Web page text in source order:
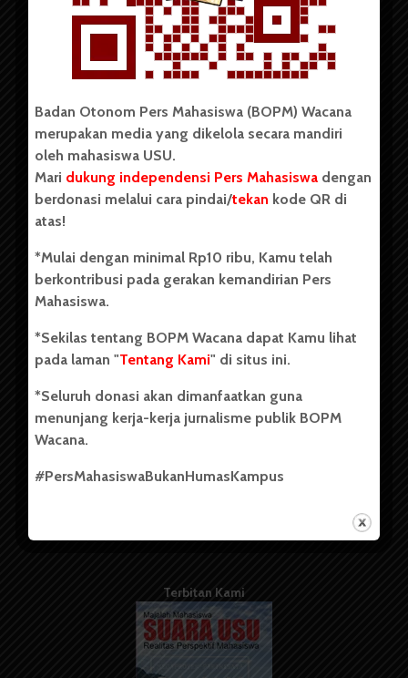
Copyright © 2023. All rights reserved BOPM WACANA.
Badan Otonom Pers Mahasiswa (BOPM) Wacana merupakan
pers mahasiswa yang berdiri di luar kampus dan dikelola
secara mandiri oleh mahasiswa Universitas Sumatera Utara
(USU). Sebelumnya BOPM Wacana merupakan salah satu
Unit Kegiatan Mahasiswa (UKM) di Universitas Sumatera
berdiri pada 1 Juli 1995.
Kontribusi
Info Iklan
Pedoman Media Siber
Kode Etik Jurnalistik
Terbitan Kami
Badan Otonom Pers Mahasiswa (BOPM) Wacana
merupakan media yang dikelola secara mandiri
oleh mahasiswa USU.
Mari dukung independensi Pers Mahasiswa dengan
berdonasi melalui cara pindai/tekan kode QR di
atas!
*Mulai dengan minimal Rp10 ribu, Kamu telah
berkontribusi pada gerakan kemandirian Pers
Mahasiswa.
*Sekilas tentang BOPM Wacana dapat Kamu lihat
pada laman "Tentang Kami" di situs ini.
*Seluruh donasi akan dimanfaatkan guna
menunjang kerja-kerja jurnalisme publik BOPM
Wacana.
#PersMahasiswaBukanHumasKampus